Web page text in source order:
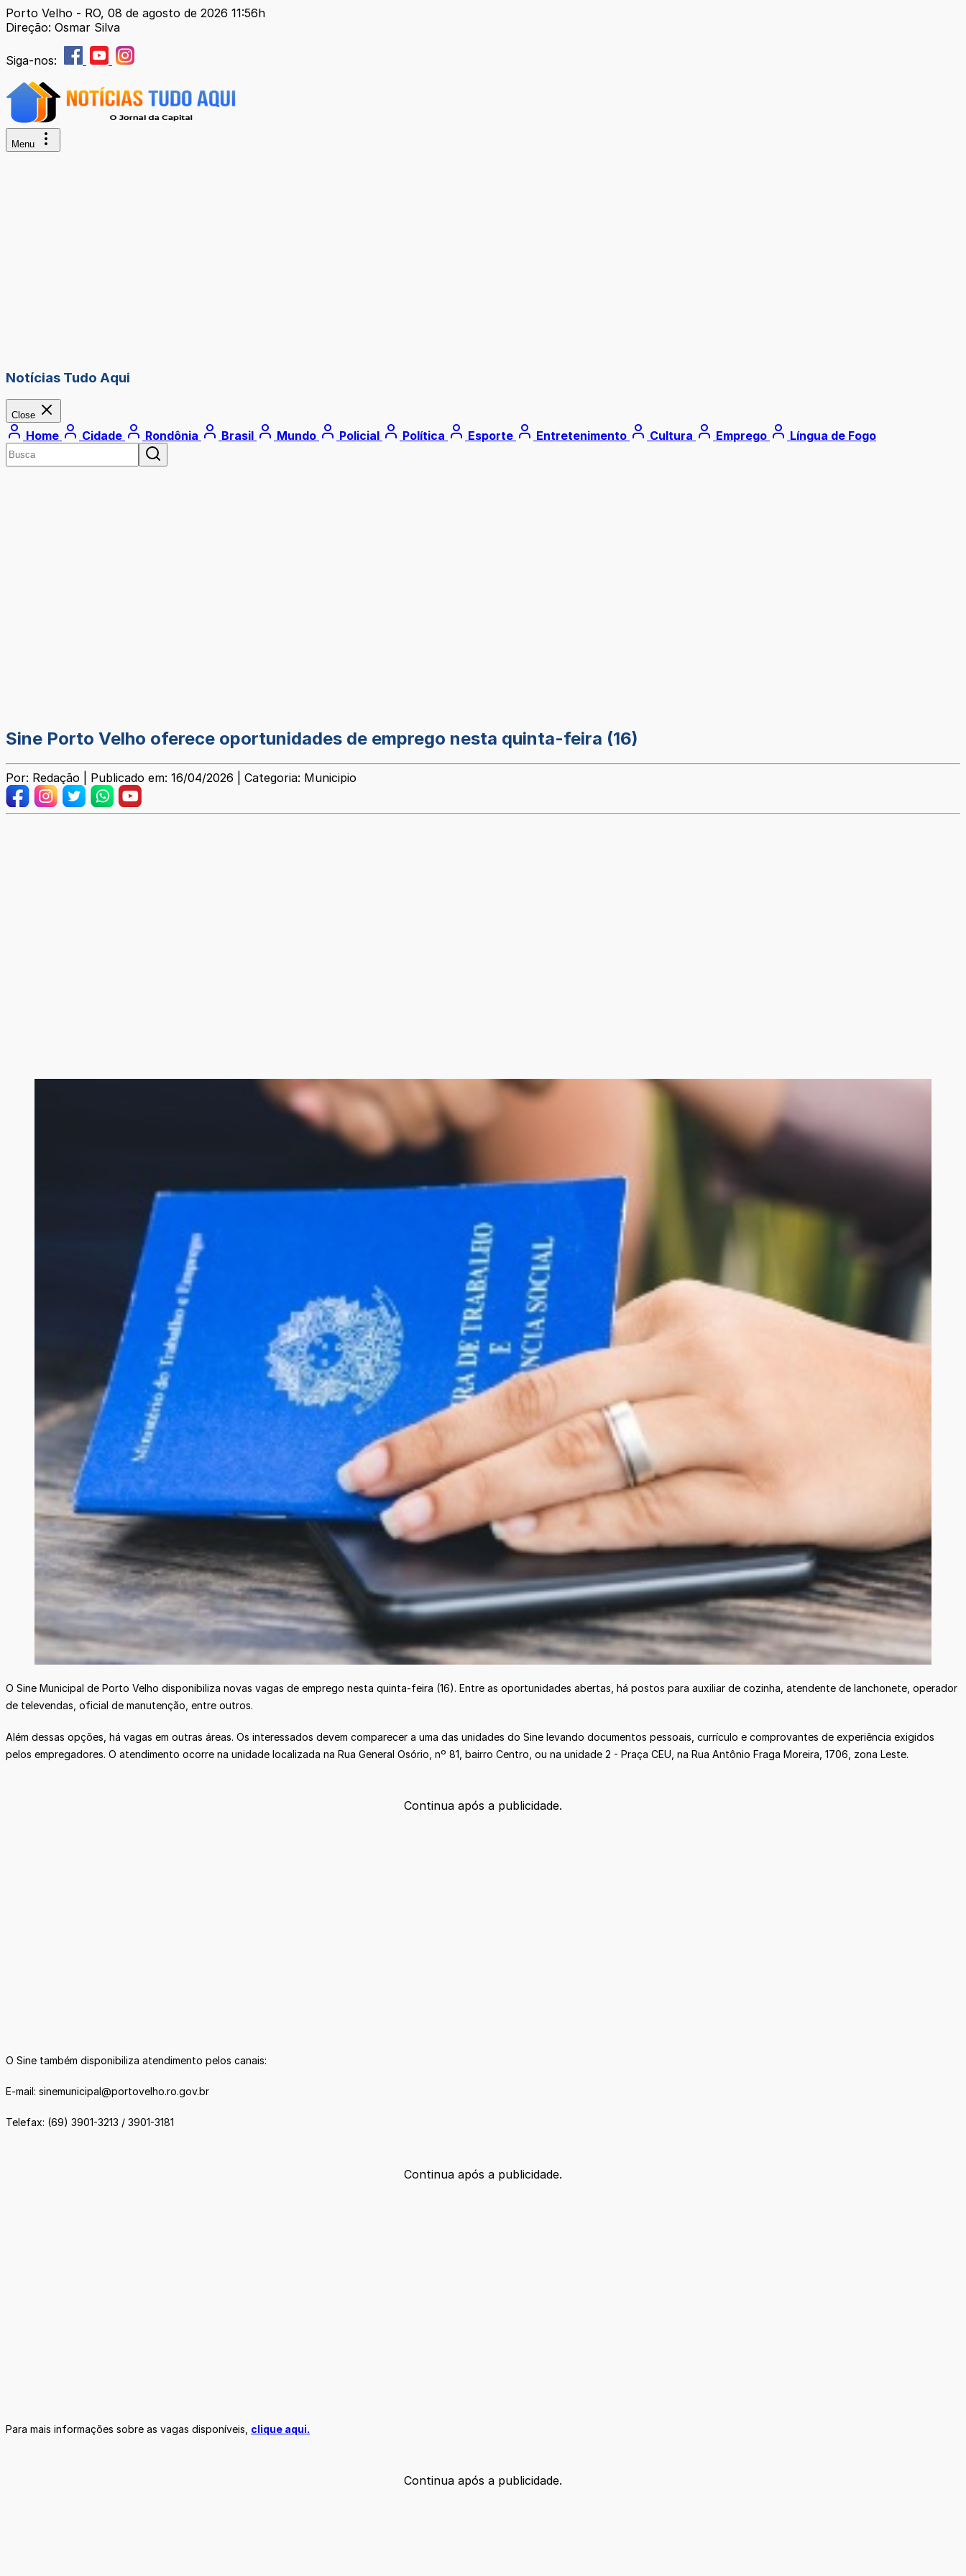
Porto Velho - RO, 08 de agosto de 2026 11:56h
Direção: Osmar Silva
Siga-nos:
Menu
Notícias Tudo Aqui
Close
Home Cidade Rondônia Brasil Mundo Policial Política Esporte Entretenimento Cultura Emprego Língua de Fogo
Sine Porto Velho oferece oportunidades de emprego nesta quinta-feira (16)
Por: Redação | Publicado em: 16/04/2026 | Categoria: Municipio
O Sine Municipal de Porto Velho disponibiliza novas vagas de emprego nesta quinta-feira (16). Entre as oportunidades abertas, há postos para auxiliar de cozinha, atendente de lanchonete, operador
de televendas, oficial de manutenção, entre outros.
Além dessas opções, há vagas em outras áreas. Os interessados devem comparecer a uma das unidades do Sine levando documentos pessoais, currículo e comprovantes de experiência exigidos
pelos empregadores. O atendimento ocorre na unidade localizada na Rua General Osório, nº 81, bairro Centro, ou na unidade 2 - Praça CEU, na Rua Antônio Fraga Moreira, 1706, zona Leste.
Continua após a publicidade.
O Sine também disponibiliza atendimento pelos canais:
E-mail: sinemunicipal@portovelho.ro.gov.br
Telefax: (69) 3901-3213 / 3901-3181
Continua após a publicidade.
Para mais informações sobre as vagas disponíveis, clique aqui.
Continua após a publicidade.